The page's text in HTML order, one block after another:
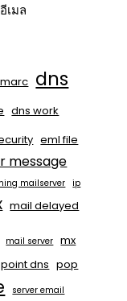
เมล
dns
dns work
eml file
message
mailserver
ip
mail delayed
mail server
mx
point dns pop
server email